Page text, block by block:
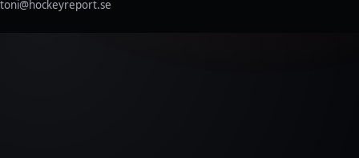
toni@hockeyreport.se